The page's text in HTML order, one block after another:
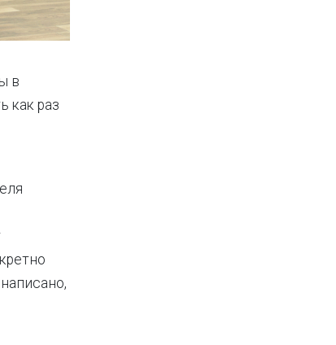
в
как раз